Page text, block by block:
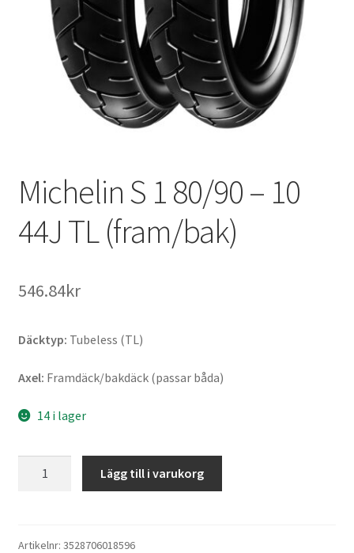
Michelin S 1 80/90 – 10
44J TL (fram/bak)
546.84kr
Däcktyp: Tubeless (TL)
Axel: Framdäck/bakdäck (passar båda)
14 i lager
-
Lägg till i varukorg
Artikelnr: 3528706018596